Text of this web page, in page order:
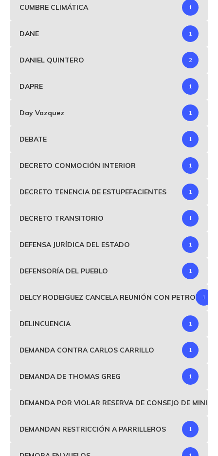
CUMBRE CLIMÁTICA 1
DANE 1
DANIEL QUINTERO 2
DAPRE 1
Day Vazquez 1
DEBATE 1
DECRETO CONMOCIÓN INTERIOR 1
DECRETO TENENCIA DE ESTUPEFACIENTES 1
DECRETO TRANSITORIO 1
DEFENSA JURÍDICA DEL ESTADO 1
DEFENSORÍA DEL PUEBLO 1
DELCY RODEIGUEZ CANCELA REUNIÓN CON PETRO 1
DELINCUENCIA 1
DEMANDA CONTRA CARLOS CARRILLO 1
DEMANDA DE THOMAS GREG 1
DEMANDA POR VIOLAR RESERVA DE CONSEJO DE
DEMANDAN RESTRICCIÓN A PARRILLEROS 1